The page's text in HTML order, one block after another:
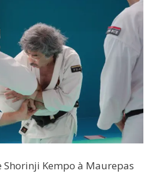
Shorinji Kempo à Maurepas